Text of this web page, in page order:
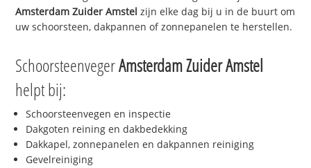
Amsterdam Zuider Amstel zijn elke dag bij u in de buurt om
uw schoorsteen, dakpannen of zonnepanelen te herstellen.
SchoorsteenvegerAmsterdam Zuider Amstel
helpt bij:
Schoorsteenvegen en inspectie
Dakgoten reining en dakbedekking
Dakkapel, zonnepanelen en dakpannen reiniging
Gevelreiniging